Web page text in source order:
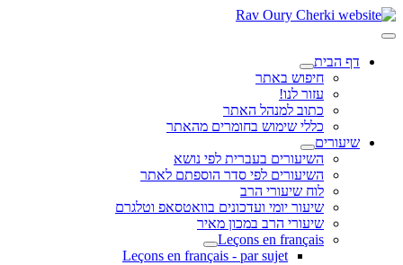
דף הבית
חיפוש באתר
עזור לנו!
כתוב למנהל האתר
כללי שימוש בחומרים מהאתר
שיעורים
השיעורים בעברית לפי נושא
השיעורים לפי סדר הוספתם לאתר
לוח שיעורי הרב
שיעור יומי ועדכונים בוואטסאפ וטלגרם
שיעורי הרב במכון מאיר
Leçons en français
Leçons en français - par sujet